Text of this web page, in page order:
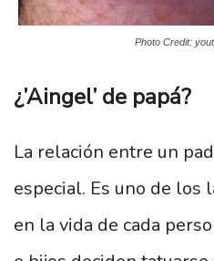
Photo Credit:
¿’Aingel’ de papá?
La relación entre un
especial. Es uno de los
en la vida de cada